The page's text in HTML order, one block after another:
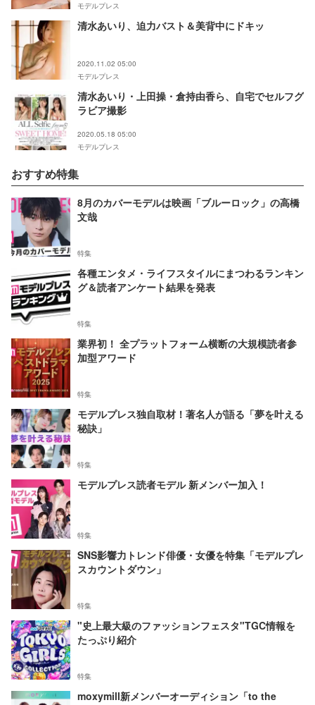
モデルプレス
清水あいり、迫力バスト＆美背中にドキッ
2020.11.02 05:00
モデルプレス
清水あいり・上田操・倉持由香ら、自宅でセルフグ
ラビア撮影
2020.05.18 05:00
モデルプレス
おすすめ特集
8月のカバーモデルは映画「ブルーロック」の高橋
文哉
特集
各種エンタメ・ライフスタイルにまつわるランキン
グ＆読者アンケート結果を発表
特集
業界初！ 全プラットフォーム横断の大規模読者参
加型アワード
特集
モデルプレス独自取材！著名人が語る「夢を叶える
秘訣」
特集
モデルプレス読者モデル 新メンバー加入！
特集
SNS影響力トレンド俳優・女優を特集「モデルプレ
スカウントダウン」
特集
"史上最大級のファッションフェスタ"TGC情報を
たっぷり紹介
特集
moxymill新メンバーオーディション「to the